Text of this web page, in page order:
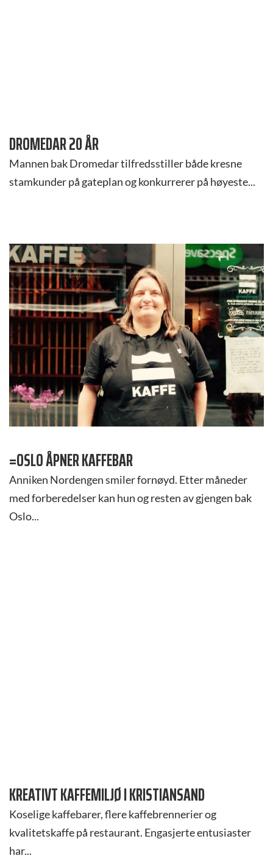
DROMEDAR 20 ÅR
Mannen bak Dromedar tilfredsstiller både kresne
stamkunder på gateplan og konkurrerer på høyeste...
=OSLO ÅPNER KAFFEBAR
Anniken Nordengen smiler fornøyd. Etter måneder
med forberedelser kan hun og resten av gjengen bak
Oslo...
KREATIVT KAFFEMILJØ I KRISTIANSAND
Koselige kaffebarer, flere kaffebrennerier og
kvalitetskaffe på restaurant. Engasjerte entusiaster
har...